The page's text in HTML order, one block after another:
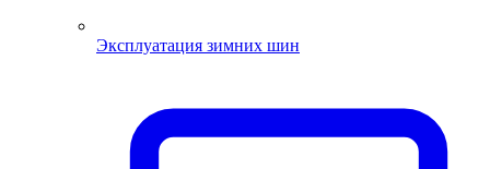
Эксплуатация зимних шин